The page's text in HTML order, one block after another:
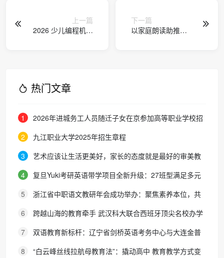
上一篇
2026 少儿编程机构
下一篇
以家庭朗读助推家
热门文章
1
2026年进城务工人员随迁子女在京参加高等职业学校招
生考试报名通知
2
九江职业大学2025年招生章程
3
艺术应该让生活更美好，家长的态度就是最好的审美教
育！
4
复旦Yuki考研英语带学项目全新升级：27班型满足多元
需求，协议保障助力考研梦想
5
浙江省中职语文教研年会成功举办：聚焦素养本位，共
探职教语文教学新路径
6
跨越山海的教育牵手 武汉科大联合西班牙顶尖名校办学
院，首届新生入学
7
双语教育新标杆：辽宁省剑桥英语考务中心与大连金普
新区华美双语学校签约剑桥英语体系教学示范学校
8
“白云峰丝线拉航母教育法”：撬动高中 教育教学方式变